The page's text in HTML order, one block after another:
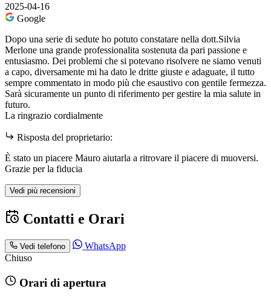
2025-04-16
Google
Dopo una serie di sedute ho potuto constatare nella dott.Silvia
Merlone una grande professionalita sostenuta da pari passione e
entusiasmo. Dei problemi che si potevano risolvere ne siamo venuti
a capo, diversamente mi ha dato le dritte giuste e adaguate, il tutto
sempre commentato in modo più che esaustivo con gentile fermezza.
Sarà sicuramente un punto di riferimento per gestire la mia salute in
futuro.
La ringrazio cordialmente
Risposta del proprietario:
È stato un piacere Mauro aiutarla a ritrovare il piacere di muoversi.
Grazie per la fiducia
Vedi più recensioni
Contatti e Orari
Vedi telefono
WhatsApp
Chiuso
Orari di apertura